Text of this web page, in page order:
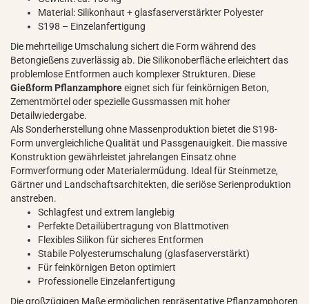
Material: Silikonhaut + glasfaserverstärkter Polyester
S198 – Einzelanfertigung
Die mehrteilige Umschalung sichert die Form während des
Betongießens zuverlässig ab. Die Silikonoberfläche erleichtert das
problemlose Entformen auch komplexer Strukturen. Diese
Gießform Pflanzamphoreeignet sich für feinkörnigen Beton,
Zementmörtel oder spezielle Gussmassen mit hoher
Detailwiedergabe.
Als Sonderherstellung ohne Massenproduktion bietet die S198-
Form unvergleichliche Qualität und Passgenauigkeit. Die massive
Konstruktion gewährleistet jahrelangen Einsatz ohne
Formverformung oder Materialermüdung. Ideal für Steinmetze,
Gärtner und Landschaftsarchitekten, die seriöse Serienproduktion
anstreben.
Schlagfest und extrem langlebig
Perfekte Detailübertragung von Blattmotiven
Flexibles Silikon für sicheres Entformen
Stabile Polyesterumschalung (glasfaserverstärkt)
Für feinkörnigen Beton optimiert
Professionelle Einzelanfertigung
Die großzügigen Maße ermöglichen repräsentative Pflanzamphoren